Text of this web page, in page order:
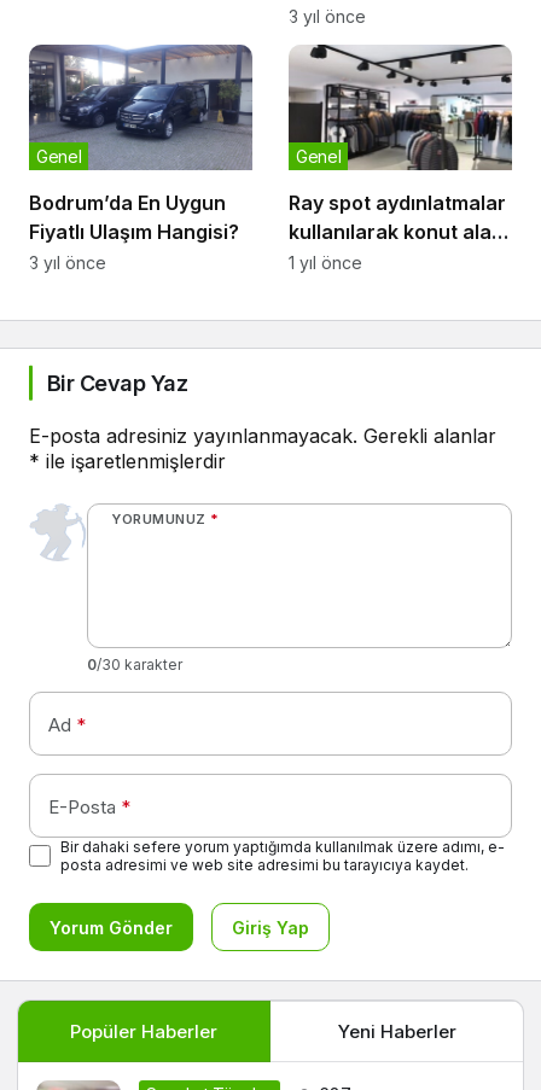
Yenilikçi ve Şık Bir
Dokunuş
3 yıl önce
Bodrum’da En Uygun
Fiyatlı Ulaşım Hangisi?
Genel
3 yıl önce
Ray spot aydınlatmalar
kullanılarak konut alanı
aydınlatması
Genel
1 yıl önce
Bir Cevap Yaz
E-posta adresiniz yayınlanmayacak. Gerekli alanlar
* ile işaretlenmişlerdir
YORUMUNUZ *
0/30 karakter
Ad *
E-Posta *
Bir dahaki sefere yorum yaptığımda kullanılmak üzere adımı, e-
posta adresimi ve web site adresimi bu tarayıcıya kaydet.
Yorum Gönder Giriş Yap
Popüler Haberler Yeni Haberler